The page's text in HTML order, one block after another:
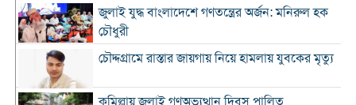
জুলাই যুদ্ধ বাংলাদেশে গণতন্ত্রের অর্জন: মনিরুল হক
চৌধুরী
চৌদ্দগ্রামে রাস্তার জায়গায় নিয়ে হামলায় যুবকের মৃত্যু
কুমিল্লায় জুলাই গণঅভ্যুত্থান দিবস পালিত